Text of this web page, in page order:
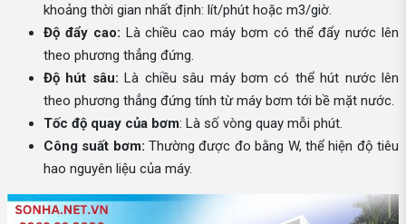
khoảng thời gian nhất định: lít/phút hoặc m3/giờ.
Độ đẩy cao: Là chiều cao máy bơm có thể đẩy nước lên
theo phương thẳng đứng.
Độ hút sâu: Là chiều sâu máy bơm có thể hút nước lên
theo phương thẳng đứng tính từ máy bơm tới bề mặt nước.
Tốc độ quay của bơm: Là số vòng quay mỗi phút.
Công suất bơm: Thường được đo bằng W, thể hiện độ tiêu
hao nguyên liệu của máy.